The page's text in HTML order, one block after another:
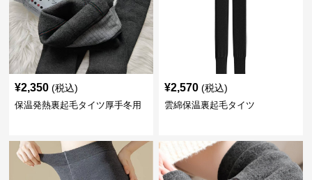
¥2,350 (税込)
保温発熱裏起毛タイツ厚手冬用
¥2,570 (税込)
雲綿保温裏起毛タイツ